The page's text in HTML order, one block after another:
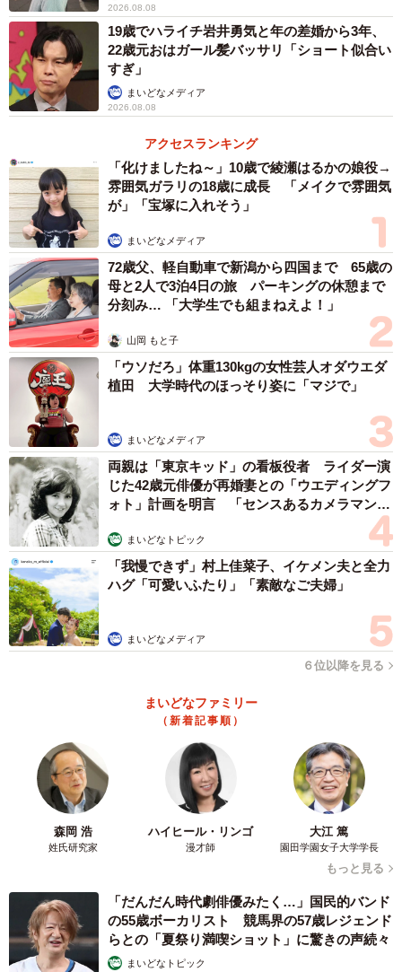
2026.08.08
19歳でハライチ岩井勇気と年の差婚から3年、
22歳元おはガール髪バッサリ「ショート似合い
すぎ」
まいどなメディア
2026.08.08
アクセスランキング
「化けましたね～」10歳で綾瀬はるかの娘役→
雰囲気ガラリの18歳に成長 「メイクで雰囲気
が」「宝塚に入れそう」
まいどなメディア
72歳父、軽自動車で新潟から四国まで 65歳の
母と2人で3泊4日の旅 パーキングの休憩まで
分刻み… 「大学生でも組まねえよ！」
山岡 もと子
「ウソだろ」体重130kgの女性芸人オダウエダ
植田 大学時代のほっそり姿に「マジで」
まいどなメディア
両親は「東京キッド」の看板役者 ライダー演
じた42歳元俳優が再婚妻との「ウエディングフ
ォト」計画を明言 「センスあるカメラマン求
まいどなトピック
「我慢できず」村上佳菜子、イケメン夫と全力
ハグ「可愛いふたり」「素敵なご夫婦」
まいどなメディア
６位以降を見る
まいどなファミリー
（新着記事順）
森岡 浩
姓氏研究家
ハイヒール・リンゴ
漫才師
大江 篤
園田学園女子大学学長
もっと見る
「だんだん時代劇俳優みたく…」国民的バンド
の55歳ボーカリスト 競馬界の57歳レジェンド
らとの「夏祭り満喫ショット」に驚きの声続々
まいどなトピック